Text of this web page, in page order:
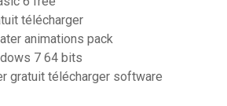
télécharger
animations pack
7 64 bits
gratuit télécharger software